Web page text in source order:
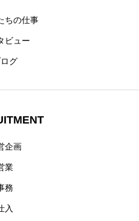
ちの仕事
ビュー
グ
企画
業
務
入